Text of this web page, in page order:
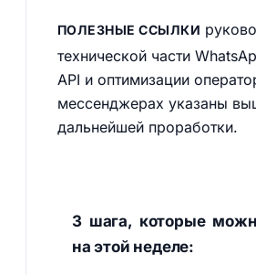
ПОЛЕЗНЫЕ ССЫЛКИ
технической части
API и оптимизации
мессенджерах указаны
дальнейшей проработки.
3 шага, которые
на этой неделе: